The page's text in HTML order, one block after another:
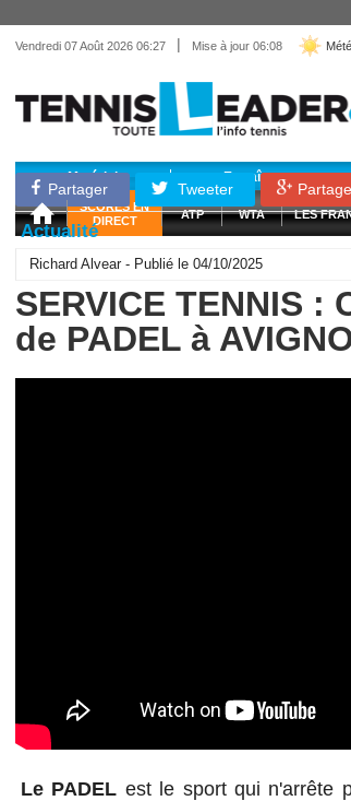
Vendredi 07 Août 2026 06:27 | Mise à jour 06:08
Matériel Entraînement
SCORES EN
DIRECT
ATP WTA LES
Partager Tweeter
Actualité
Richard Alvear - Publié le 04/10/2025
SERVICE TENNIS
de PADEL à
Le PADEL est le sport qui n'arrête